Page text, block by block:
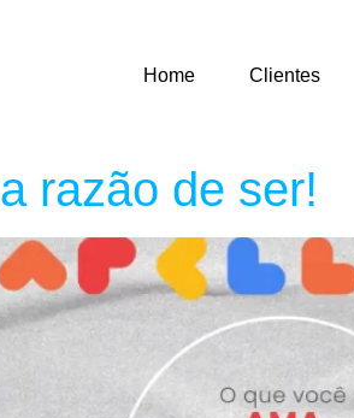
Home Clientes
razão de ser!